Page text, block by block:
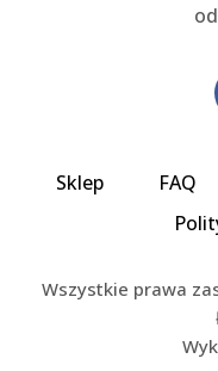
Sklep FAQ
Wszystkie prawa